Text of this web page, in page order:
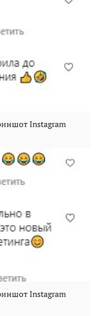
Instagram
Instagram